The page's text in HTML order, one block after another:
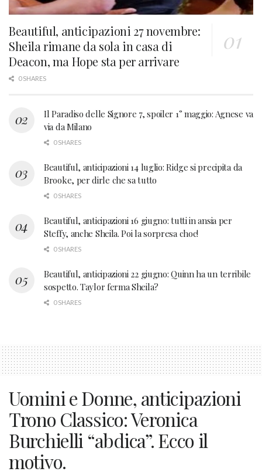
Beautiful, anticipazioni 27 novembre:
Sheila rimane da sola in casa di
Deacon, ma Hope sta per arrivare
0 SHARES
Il Paradiso delle Signore 7, spoiler 1° maggio: Agnese va
via da Milano
0 SHARES
Beautiful, anticipazioni 14 luglio: Ridge si precipita da
Brooke, per dirle che sa tutto
0 SHARES
Beautiful, anticipazioni 16 giugno: tutti in ansia per
Steffy, anche Sheila. Poi la sorpresa choc!
0 SHARES
Beautiful, anticipazioni 22 giugno: Quinn ha un terribile
sospetto. Taylor ferma Sheila?
0 SHARES
Uomini e Donne, anticipazioni
Trono Classico: Veronica
Burchielli “abdica”. Ecco il
motivo.